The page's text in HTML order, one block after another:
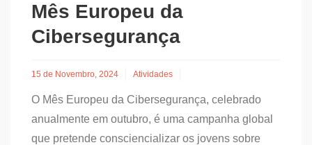
Mês Europeu da
Cibersegurança
15 de Novembro, 2024 Atividades
O Mês Europeu da Cibersegurança, celebrado
anualmente em outubro, é uma campanha global
que pretende consciencializar os jovens sobre